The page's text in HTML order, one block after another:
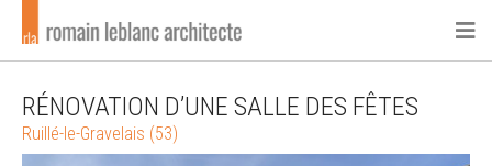
RÉNOVATION D’UNE SALLE DES FÊTES
Ruillé-le-Gravelais (53)